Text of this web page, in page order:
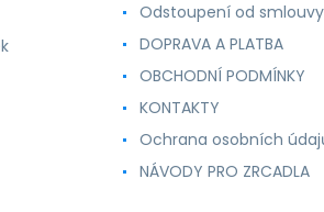
Odstoupení od smlouvy
DOPRAVA A PLATBA
OBCHODNÍ PODMÍNKY
KONTAKTY
Ochrana osobních
NÁVODY PRO ZRCADLA